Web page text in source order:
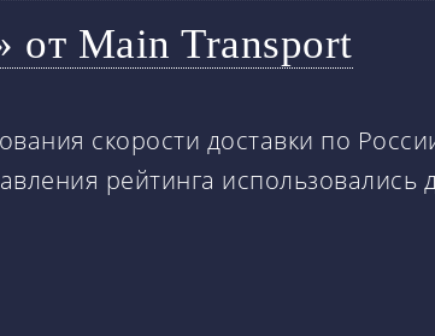
от Main Transport
скорости доставки по
рейтинга